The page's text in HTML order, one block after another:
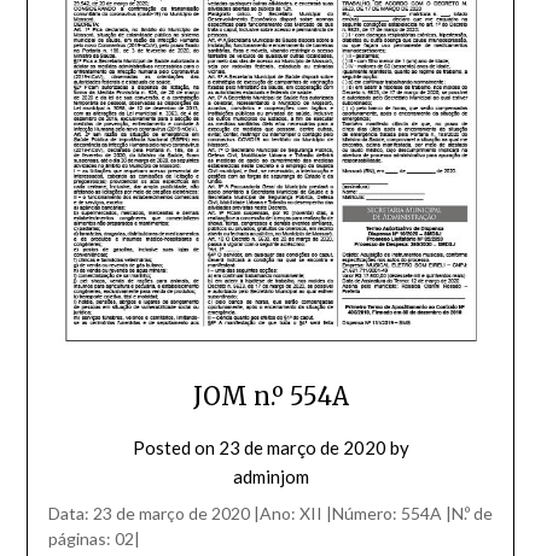
JOM n.º 554A
Posted on 23 de março de 2020 by
adminjom
Data: 23 de março de 2020 |Ano: XII |Número: 554A |N.º de
páginas: 02|